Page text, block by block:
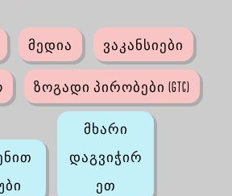
მედია ვაკანსიები
ზოგადი პირობები (GTC)
მხარი
დაგვიჭირ
ეთ